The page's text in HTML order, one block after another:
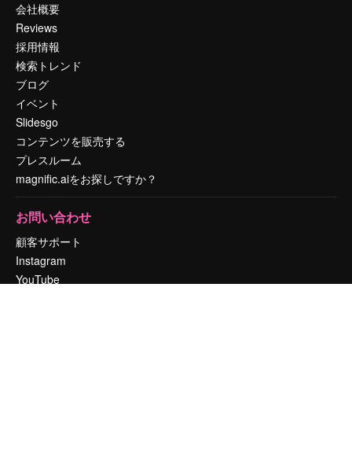
会社概要
Reviews
採用情報
検索トレンド
ブログ
イベント
Slidesgo
コンテンツを販売する
プレスルーム
magnific.aiをお探しですか？
お問い合わせ
顧客サポート
Instagram
YouTube